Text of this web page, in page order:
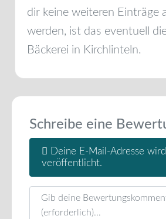
dir keine weiteren Einträge
werden, ist das eventuell
Bäckerei in Kirchlinteln.
Schreibe eine
Deine E-Mail-Adresse
veröffentlicht.
Rezensionstext